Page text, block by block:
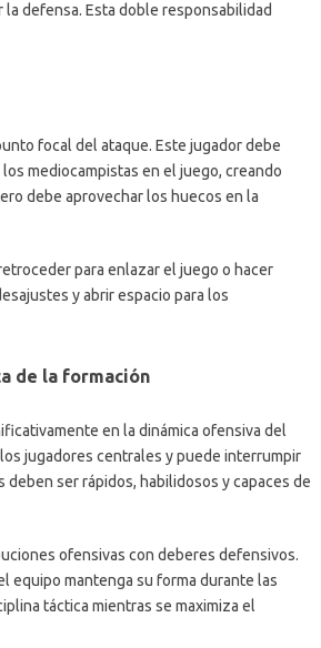
defensa. Esta doble responsabilidad
focal del ataque. Este jugador debe
mediocampistas en el juego, creando
debe aprovechar los huecos en la
para enlazar el juego o hacer
y abrir espacio para los
de la formación
en la dinámica ofensiva del
jugadores centrales y puede interrumpir
ser rápidos, habilidosos y capaces de
ofensivas con deberes defensivos.
equipo mantenga su forma durante las
táctica mientras se maximiza el